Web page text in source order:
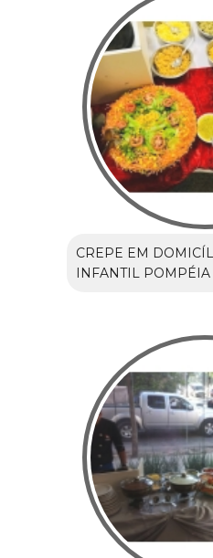
CREPE EM
INFANTIL POMPÉIA